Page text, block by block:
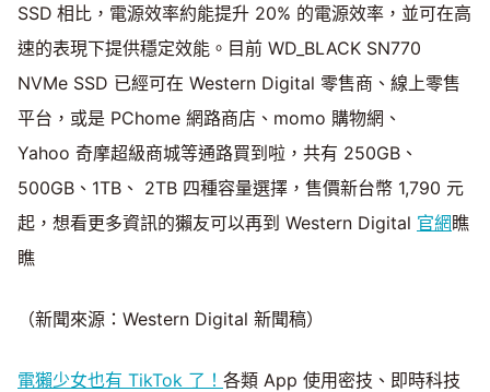
SSD 相比，電源效率約能提升 20% 的電源效率，並可在高
速的表現下提供穩定效能。目前 WD_BLACK SN770
NVMe SSD 已經可在 Western Digital 零售商、線上零售
平台，或是 PChome 網路商店、momo 購物網、
Yahoo 奇摩超級商城等通路買到啦，共有 250GB、
500GB、1TB、 2TB 四種容量選擇，售價新台幣 1,790 元
起，想看更多資訊的獺友可以再到 Western Digital 官網瞧
瞧
（新聞來源：Western Digital 新聞稿）
電獺少女也有 TikTok 了！ 各類 App 使用密技、即時科技